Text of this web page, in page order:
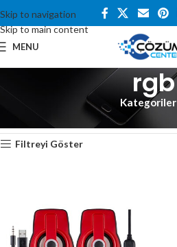
Skip to navigation
Skip to main content
MENU
rgb
Kategoriler
Ürünler “rgb” olarak etiketlendi
Filtreyi Göster